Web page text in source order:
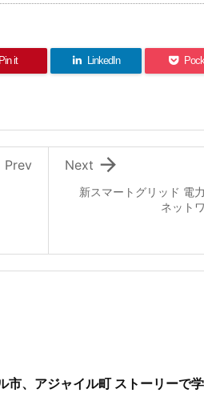
Pin it LinkedIn
新スマートグリッド 電
ネット

Next
Prev
市、アジャイル町 ストーリーで